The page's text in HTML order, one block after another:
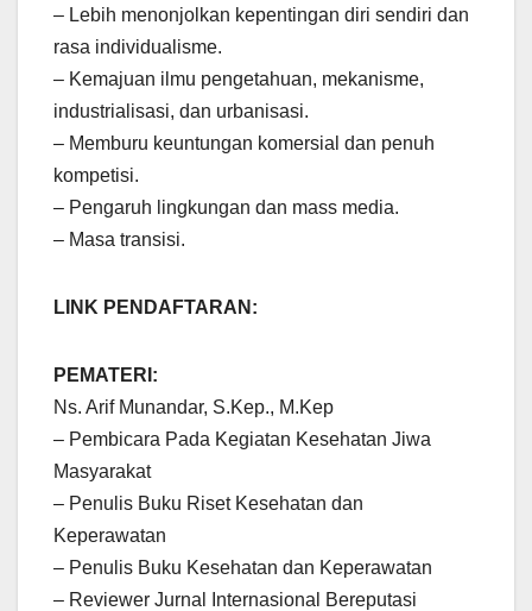
– Lebih menonjolkan kepentingan diri sendiri dan
rasa individualisme.
– Kemajuan ilmu pengetahuan, mekanisme,
industrialisasi, dan urbanisasi.
– Memburu keuntungan komersial dan penuh
kompetisi.
– Pengaruh lingkungan dan mass media.
– Masa transisi.
LINK PENDAFTARAN:
PEMATERI:
Ns. Arif Munandar, S.Kep., M.Kep
– Pembicara Pada Kegiatan Kesehatan Jiwa
Masyarakat
– Penulis Buku Riset Kesehatan dan
Keperawatan
– Penulis Buku Kesehatan dan Keperawatan
– Reviewer Jurnal Internasional Bereputasi